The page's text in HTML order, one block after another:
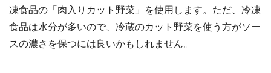
凍食品の「肉入りカット野菜」を使用します。ただ、冷凍
食品は水分が多いので、冷蔵のカット野菜を使う方がソー
スの濃さを保つには良いかもしれません。